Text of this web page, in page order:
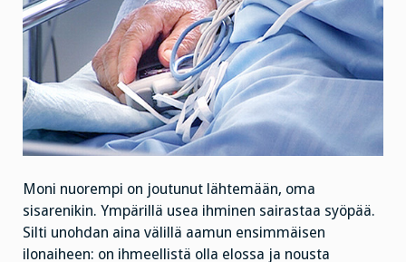
Moni nuorempi on joutunut lähtemään, oma
sisarenikin. Ympärillä usea ihminen sairastaa syöpää.
Silti unohdan aina välillä aamun ensimmäisen
ilonaiheen: on ihmeellistä olla elossa ja nousta